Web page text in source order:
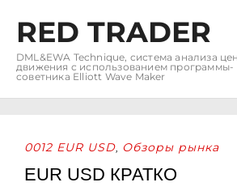
RED TRADER
DML&EWA Technique, система анализа
движения с использованием программы-
советника Elliott Wave Maker
0012 EUR USD, Обзоры рынка
EUR USD КРАТКО